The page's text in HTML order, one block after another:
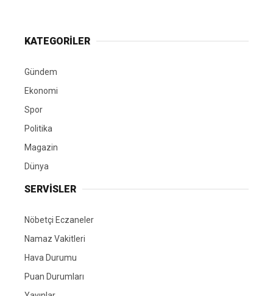
KATEGORİLER
Gündem
Ekonomi
Spor
Politika
Magazin
Dünya
SERVİSLER
Nöbetçi Eczaneler
Namaz Vakitleri
Hava Durumu
Puan Durumları